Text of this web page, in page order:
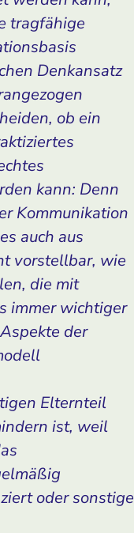
tragfähige
Denkansatz
ob ein
kann: Denn
Kommunikation
auch aus
vorstellbar, wie
die mit
immer wichtiger
der
Elternteil
ist, weil
oder sonstige